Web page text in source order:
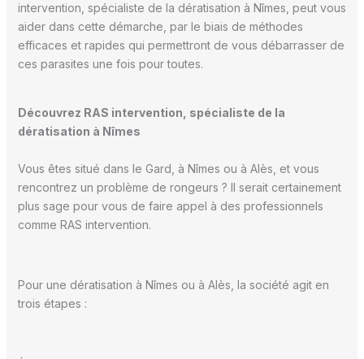
intervention, spécialiste de la dératisation à Nîmes, peut vous
aider dans cette démarche, par le biais de méthodes
efficaces et rapides qui permettront de vous débarrasser de
ces parasites une fois pour toutes.
Découvrez RAS intervention, spécialiste de la
dératisation à Nîmes
Vous êtes situé dans le Gard, à Nîmes ou à Alès, et vous
rencontrez un problème de rongeurs ? Il serait certainement
plus sage pour vous de faire appel à des professionnels
comme RAS intervention.
Pour une dératisation à Nîmes ou à Alès, la société agit en
trois étapes :